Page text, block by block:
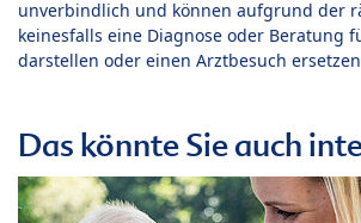
unverbindlich und können aufgrund der
keinesfalls eine Diagnose oder Beratung
darstellen oder einen Arztbesuch
Das könnte Sie auch